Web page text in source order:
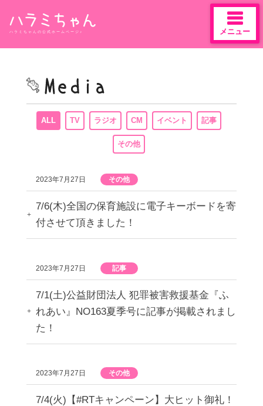
content
ハラミちゃんの公式ホームページ♪ メニュー
ALL TV ラジオ CM イベント 記事
その他
2023年7月27日 その他
7/6(木)全国の保育施設に電子キーボードを寄
付させて頂きました！
2023年7月27日 記事
7/1(土)公益財団法人 犯罪被害救援基金『ふ
れあい』NO163夏季号に記事が掲載されまし
た！
2023年7月27日 その他
7/4(火)【#RTキャンペーン】大ヒット御礼！